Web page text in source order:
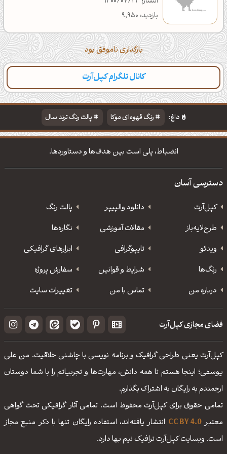
بازدید: 9,950
بارگذاری ناموفق بود
کانال تلگرام کپل‌آرت
داغ: رنگ قهوه‌ای موکا
پالت رنگ ترند سال
دانلود والپیپر مذهبی
تایپوگرافی شعر مولانا
انضباط، پلی است بین هدف‌ها و دستاوردها.
دسترسی آسان
کپل‌آرت دانلود‌ والپیپر
پالت رنگ
طرح‌لایه‌باز
مقالات آموزشی
نگاره‌ها
ویدئو
‌تایپوگرافی
ابزارهای گرافیکی
رنگ‌ها
شرایط و قوانین
سفارش پروژه
درباره من
تماس با من تغییرات سایت
فضای مجازی کپل‌آرت
کپل‌آرت یعنی طراحی گرافیک و برنامه نویسی با چاشنی خلاقیت. من علی
یوسفی؛ اینجا هستم تا همه دانش، مهارت‌‌ها و تجربیاتم را با شما دوستان
ارجمندم به رایگان به اشتراک بگذارم.
تمامی حقوق برای کپل‌آرت محفوظ است. تمامی آثار گرافیکی تحت گواهی
معتبرCC BY 4.0 انتشار یافته‌اند، استفاده رایگان تنها با ذکر منبع مجاز
است. وبسایت کپل‌آرت ترافیک نیم بها دارد.